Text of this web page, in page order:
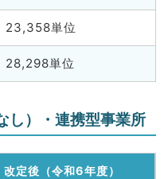
23,358単位
28,298単位
し）・連携型事業所
改定後（令和6年度）